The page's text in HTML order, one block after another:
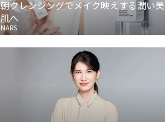
朝クレンジングでメイク映えする潤い美
肌へ
NARS